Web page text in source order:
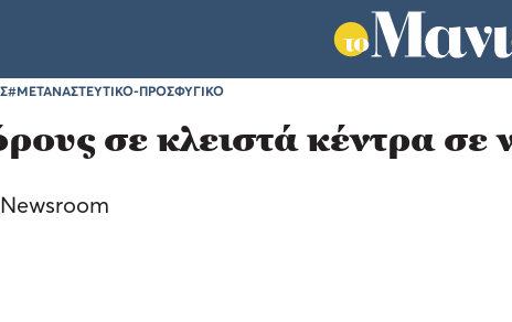
#ΜΕΤΑΝΑΣΤΕΥΤΙΚΟ-ΠΡΟΣΦΥΓΙΚΟ
σε κλειστά κέντρα σε